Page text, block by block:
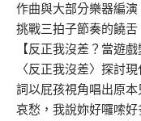
作曲與大部分樂器編
挑戰三拍子節奏的饒舌
【反正我沒差？當遊戲
〈反正我沒差〉探討
詞以屁孩視角唱出原
哀愁，我說妳好囉嗦